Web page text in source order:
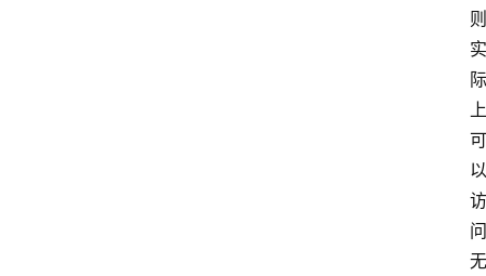
则
实
际
上
可
以
访
问
无